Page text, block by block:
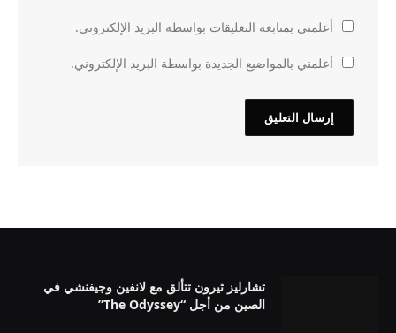
أعلمني بمتابعة التعليقات بواسطة البريد الإلكتروني.
أعلمني بالمواضيع الجديدة بواسطة البريد الإلكتروني.
تشارليز ثيرون تتألق مع لانفين وجيفنشي في
الصين من أجل “The Odyssey”